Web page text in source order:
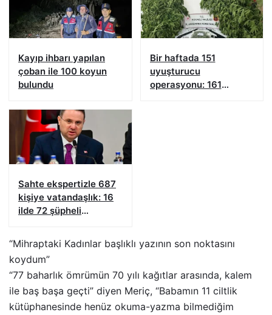
Kayıp ihbarı yapılan
çoban ile 100 koyun
bulundu
Bir haftada 151
uyuşturucu
operasyonu: 161
Sahte ekspertizle 687
kişiye vatandaşlık: 16
ilde 72 şüpheli
“Mihraptaki Kadınlar başlıklı yazının son noktasını
koydum”
“77 baharlık ömrümün 70 yılı kağıtlar arasında, kalem
ile baş başa geçti” diyen Meriç, “Babamın 11 ciltlik
kütüphanesinde henüz okuma-yazma bilmediğim